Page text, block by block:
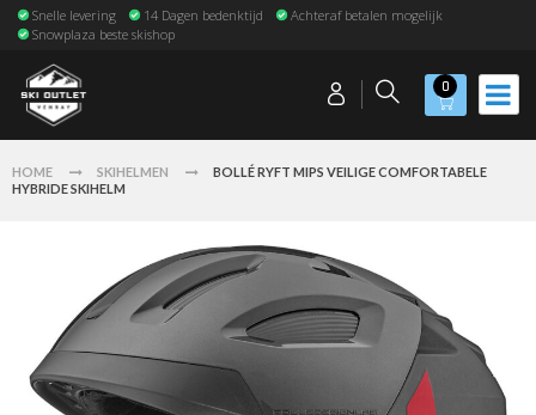
Snelle levering 14 Dagen bedenktijd
Achteraf betalen mogelijk
Snowplaza beste skishop
0
HOME SKIHELMEN
BOLLÉ RYFT MIPS VEILIGE COMFORTABELE
HYBRIDE SKIHELM